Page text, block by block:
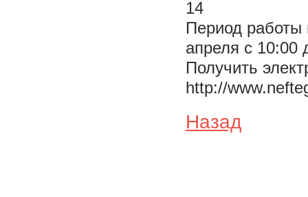
14
Период работы
апреля с 10:00
Получить
http://
Назад